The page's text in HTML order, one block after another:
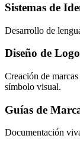
Sistemas de
Desarrollo de
Diseño de
Creación de
símbolo visual.
Guías de
Documentación